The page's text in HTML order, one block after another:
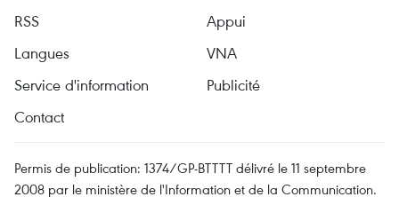
RSS
Appui
Langues
VNA
Service d'information
Publicité
Contact
Permis de publication: 1374/GP-BTTTT délivré le 11 septembre
2008 par le ministère de l'Information et de la Communication.